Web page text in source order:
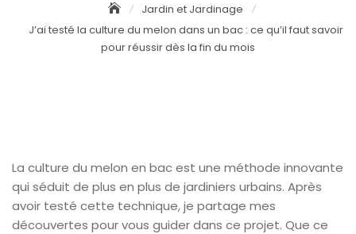
Jardin et Jardinage
J’ai testé la culture du melon dans un bac : ce qu’il faut savoir
pour réussir dès la fin du mois
La culture du melon en bac est une méthode innovante
qui séduit de plus en plus de jardiniers urbains. Après
avoir testé cette technique, je partage mes
découvertes pour vous guider dans ce projet. Que ce